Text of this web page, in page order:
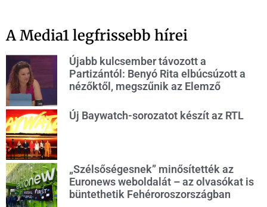
A Media1 legfrissebb hírei
Újabb kulcsember távozott a
Partizántól: Benyó Rita elbúcsúzott a
nézőktől, megszűnik az Elemző
Új Baywatch-sorozatot készít az RTL
„Szélsőségesnek” minősítették az
Euronews weboldalát – az olvasókat is
büntethetik Fehéroroszországban